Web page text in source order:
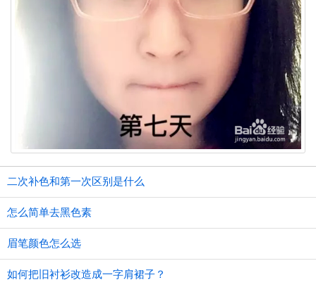
二次补色和第一次区别是什么
怎么简单去黑色素
眉笔颜色怎么选
如何把旧衬衫改造成一字肩裙子？